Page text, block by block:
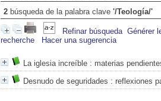
2 búsqueda de la palabra clave '/Teología/'
Refinar búsqueda Générer
recherche
Hacer una sugerencia
La iglesia increíble : materias
Desnudo de seguridades : reflexiones